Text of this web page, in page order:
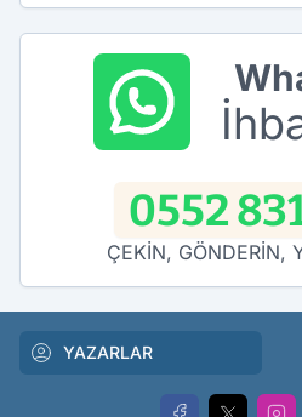
0552
ÇEKİN, GÖNDERİN,
YAZARLAR